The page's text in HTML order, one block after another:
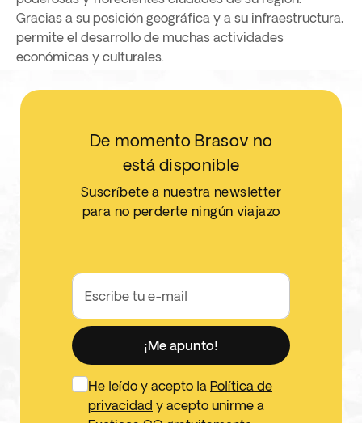
Gracias a su posición geográfica y a su infraestructura,
permite el desarrollo de muchas actividades
económicas y culturales.
De momento Brasov no
está disponible
Suscríbete a nuestra newsletter
para no perderte ningún viajazo
Escribe tu e-mail
¡Me apunto!
He leído y acepto la Política de
privacidad y acepto unirme a